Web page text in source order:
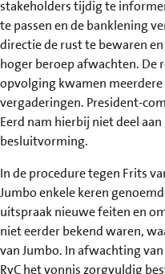
stakeholders tijdig te
te passen en de banklening
directie de rust te bewaren
hoger beroep afwachten. De
opvolging kwamen meerdere
vergaderingen. President-
Eerd nam hierbij niet deel
besluitvorming.
In de procedure tegen Frits
Jumbo enkele keren
uitspraak nieuwe feiten en
niet eerder bekend waren,
van Jumbo. In afwachting
RvC het vonnis zorgvuldig